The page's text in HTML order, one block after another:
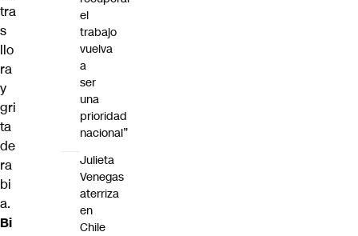
tra
s
llo
ra
y
gri
ta
de
ra
bi
a.
Bi
el
trabajo
vuelva
a
ser
una
prioridad
nacional”
Julieta
Venegas
aterriza
en
Chile